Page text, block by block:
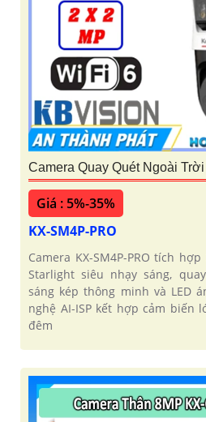
Camera Quay Quét Ngoài
Giá : 5%-35%
KX-SM4P-PRO
Camera KX-SM4P-PRO tích
Starlight siêu nhạy sáng,
sáng kép thông minh và LED
nghệ AI-ISP kết hợp cảm biến
đêm